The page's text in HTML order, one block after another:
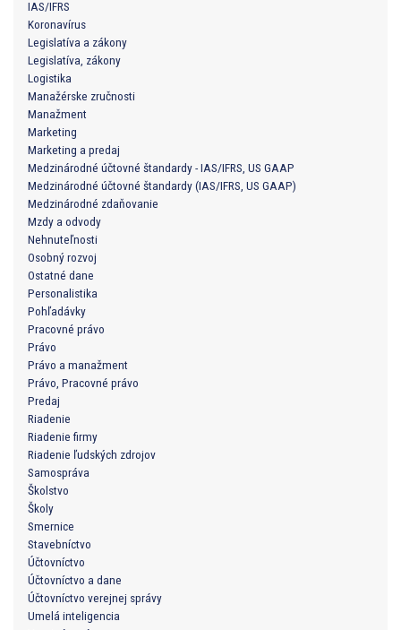
IAS/IFRS
Koronavírus
Legislatíva a zákony
Legislatíva, zákony
Logistika
Manažérske zručnosti
Manažment
Marketing
Marketing a predaj
Medzinárodné účtovné štandardy - IAS/IFRS, US GAAP
Medzinárodné účtovné štandardy (IAS/IFRS, US GAAP)
Medzinárodné zdaňovanie
Mzdy a odvody
Nehnuteľnosti
Osobný rozvoj
Ostatné dane
Personalistika
Pohľadávky
Pracovné právo
Právo
Právo a manažment
Právo, Pracovné právo
Predaj
Riadenie
Riadenie firmy
Riadenie ľudských zdrojov
Samospráva
Školstvo
Školy
Smernice
Stavebníctvo
Účtovníctvo
Účtovníctvo a dane
Účtovníctvo verejnej správy
Umelá inteligencia